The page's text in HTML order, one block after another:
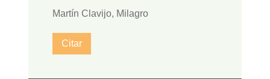
Martín Clavijo, Milagro
Citar